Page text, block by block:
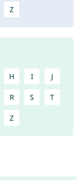
Z
H I J
R S T
Z